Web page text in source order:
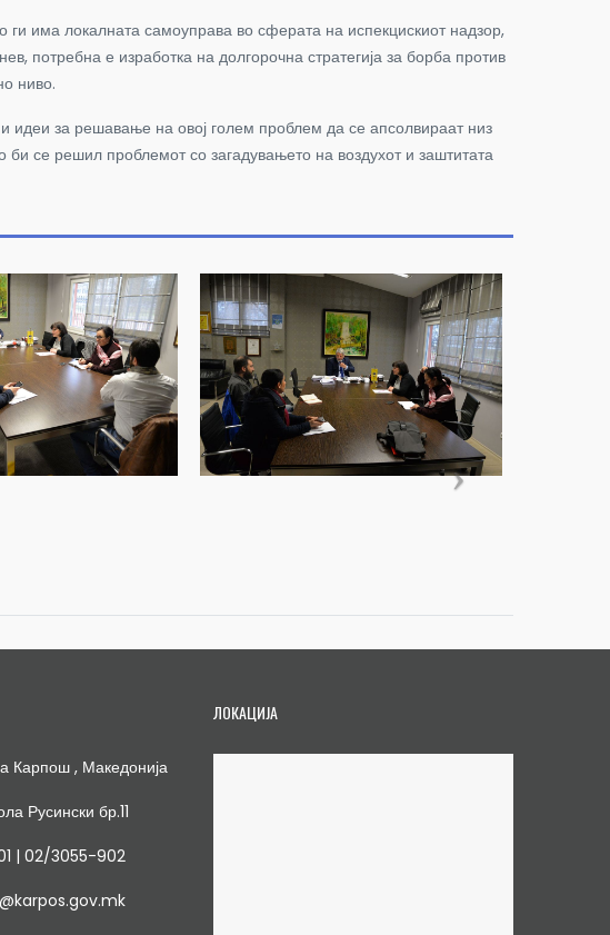
има локалната самоуправа во сферата на испекцискиот надзор,
потребна е изработка на долгорочна стратегија за борба против
ниво.
идеи за решавање на овој голем проблем да се апсолвираат низ
би се решил проблемот со загадувањето на воздухот и заштитата
Карпош , Македонија
Русински бр.11
| 02/3055-902
ЛОКАЦИЈА